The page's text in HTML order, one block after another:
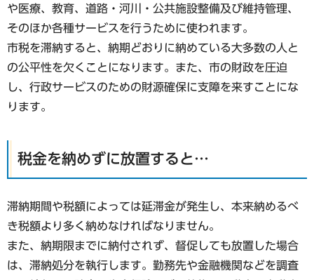
や医療、教育、道路・河川・公共施設整備及び維持管理、
そのほか各種サービスを行うために使われます。
市税を滞納すると、納期どおりに納めている大多数の人と
の公平性を欠くことになります。また、市の財政を圧迫
し、行政サービスのための財源確保に支障を来すことにな
ります。
税金を納めずに放置すると…
滞納期間や税額によっては延滞金が発生し、本来納めるべ
き税額より多く納めなければなりません。
また、納期限までに納付されず、督促しても放置した場合
は、滞納処分を執行します。勤務先や金融機関などを調査